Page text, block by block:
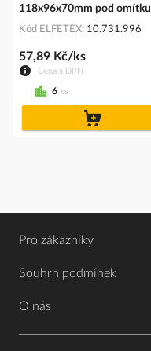
118x96x70mm pod omítku
Kód ELFETEX 10.731.996
Cena s DPH
57,89 Kč/ks
6 ks
Pro zákazníky
Souhrn podmínek
O nás